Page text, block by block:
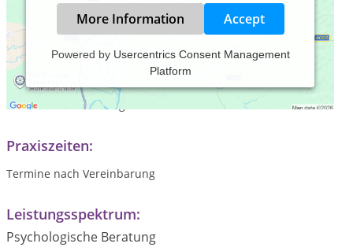
More Information Accept
Powered by Usercentrics Consent Management
Platform
Praxis für Psychologische Beratung,
spirituelle Energiearbeit und
Bewusstseinscoaching
Praxiszeiten:
Termine nach Vereinbarung
Leistungsspektrum:
Psychologische Beratung